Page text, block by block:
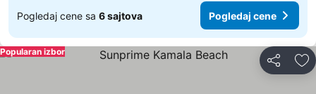
Pogledaj cene sa 6 sajtova Pogledaj cene
Deli
Popularan izbor